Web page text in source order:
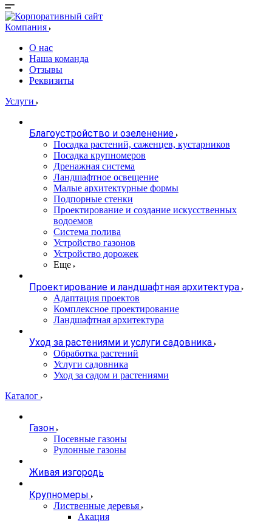
Компания
О нас
Наша команда
Отзывы
Реквизиты
Услуги
Благоустройство и озеленение
Посадка растений, саженцев, кустарников
Посадка крупномеров
Дренажная система
Ландшафтное освещение
Малые архитектурные формы
Подпорные стенки
Проектирование и создание искусственных
водоемов
Система полива
Устройство газонов
Устройство дорожек
Еще
Проектирование и ландшафтная архитектура
Адаптация проектов
Комплексное проектирование
Ландшафтная архитектура
Уход за растениями и услуги садовника
Обработка растений
Услуги садовника
Уход за садом и растениями
Каталог
Газон
Посевные газоны
Рулонные газоны
Живая изгородь
Крупномеры
Лиственные деревья
Акация